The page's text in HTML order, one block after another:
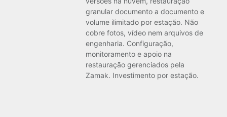
granular documento a documento e
volume ilimitado por estação. Não
cobre fotos, vídeo nem arquivos de
engenharia. Configuração,
monitoramento e apoio na
restauração gerenciados pela
Zamak. Investimento por estação.